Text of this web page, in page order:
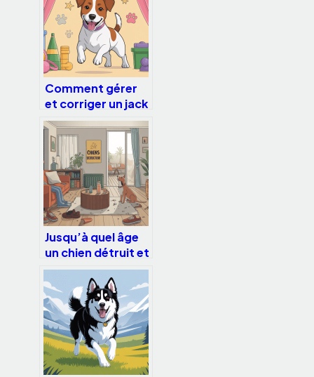
Comment gérer
et corriger un jack
russell sans le
punir inutilement
Jusqu’à quel âge
un chien détruit et
comment enrayer
ce
comportement